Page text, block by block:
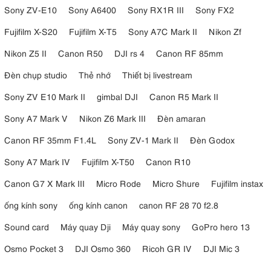
Sony ZV-E10
Sony A6400 Sony RX1R III
Sony FX2
Fujifilm X-S20
Fujifilm X-T5 Sony A7C Mark II
Nikon Zf
Nikon Z5 II
Canon R50 DJI rs 4
Canon RF 85mm
Đèn chụp studio
Thẻ nhớ
Thiết bị livestream
Sony ZV E10 Mark II
gimbal DJI
Canon R5 Mark II
Sony A7 Mark V
Nikon Z6 Mark III
Đèn amaran
Canon RF 35mm F1.4L
Sony ZV-1 Mark II
Đèn Godox
Sony A7 Mark IV
Fujifilm X-T50
Canon R10
Canon G7 X Mark III
Micro Rode Micro Shure
Fujifilm instax
ống kính sony
ống kính canon
canon RF 28 70 f2.8
Sound card
Máy quay Dji Máy quay sony
GoPro hero 13
Osmo Pocket 3
DJI Osmo 360 Ricoh GR IV
DJI Mic 3